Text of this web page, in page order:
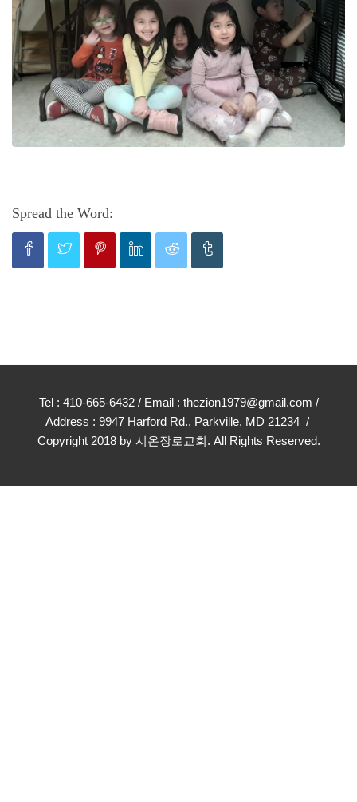
Spread the Word:
Tel : 410-665-6432 / Email : thezion1979@gmail.com /
Address : 9947 Harford Rd., Parkville, MD 21234 /
Copyright 2018 by 시온장로교회. All Rights Reserved.